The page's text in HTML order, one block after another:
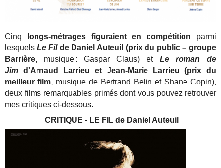
Cinq longs-métrages figuraient en compétition parmi
lesquels Le Filde Daniel Auteuil (prix du public – groupe
Barrière, musique : Gaspar Claus) et Le roman de
Jim d'Arnaud Larrieu et Jean-Marie Larrieu (prix du
meilleur film, musique de Bertrand Belin et Shane Copin),
deux films remarquables primés dont vous pouvez retrouver
mes critiques ci-dessous.
CRITIQUE - LE FIL de Daniel Auteuil